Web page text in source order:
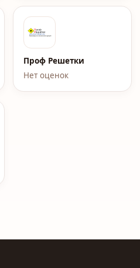
Проф Решетки
Нет оценок